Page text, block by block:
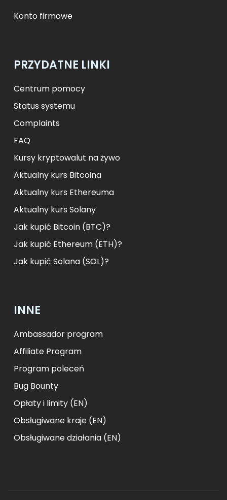
Konto firmowe
PRZYDATNE LINKI
Centrum pomocy
Status systemu
Complaints
FAQ
Kursy kryptowalut na żywo
Aktualny kurs Bitcoina
Aktualny kurs Ethereuma
Aktualny kurs Solany
Jak kupić Bitcoin (BTC)?
Jak kupić Ethereum (ETH)?
Jak kupić Solana (SOL)?
INNE
Ambassador program
Affiliate Program
Program poleceń
Bug Bounty
Opłaty i limity (EN)
Obsługiwane kraje (EN)
Obsługiwane działania (EN)